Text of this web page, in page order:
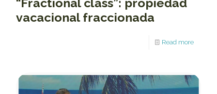
“Fractional class”: propiedad
vacacional fraccionada
Read more